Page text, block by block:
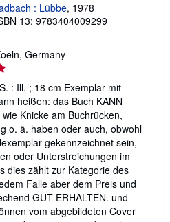
: Lübbe, 1978
13: 9783404009299
Germany
: Ill. ; 18 cm Exemplar mit
heißen: das Buch KANN
Knicke am Buchrücken,
o. ä. haben oder auch, obwohl
gekennzeichnet sein,
oder Unterstreichungen im
dies zählt zur Kategorie des
Falle aber dem Preis und
GUT ERHALTEN. und
vom abgebildeten Cover